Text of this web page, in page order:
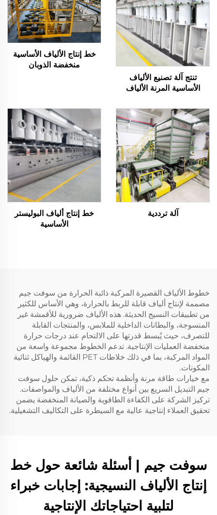
تنتج آلة تصنيع الألياف
الأساسية المرنة الألياف
خط إنتاج الألياف الأساسية
منخفضة الذوبان
آلة ترددية
خط إنتاج ألياف البوليستر
الأساسية
خطوط الألياف القصيرة المركبة ذائبة الحرارة من سوفت جيم
مصممة لإنتاج ألياف قابلة للربط بالحرارة، وهي الأساس للكثير
من تطبيقات النسيج الحديثة. هذه الألياف ضرورية للأقمشة غير
المنسوجة، والبطانات الداخلية للملابس، والمنتجات القابلة
للتصرف، حيث يُبسط قدرتها على الالتحام عند درجات حرارة
منخفضة العمليات الإنتاجية. تدعم الخطوط مجموعة واسعة من
المواد المركبة، بما في ذلك خلاطات PET القائمة والهياكل ثنائية
المكونات.
مع خيارات طاقة مرنة وأنظمة تحكم ذكية، تمكن حلول سوفت
جيم التبديل السريع بين أنواع مختلفة من الألياف والمواصفات.
تركيز الشركة على الكفاءة الطاقوية والصيانة المنخفضة يضمن
تحقيق العملاء إنتاجية عالية مع السيطرة على التكاليف التشغيلية.
سوفت جيم | أسئلة شائعة حول خط
إنتاج الألياف النسيجية: إجابات خبراء
لتلبية احتياجاتك الإنتاجية